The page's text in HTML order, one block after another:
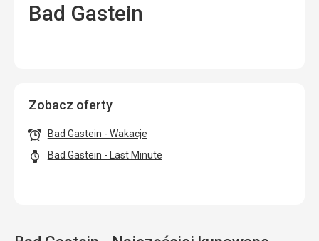
Bad Gastein
Zobacz oferty
Bad Gastein - Wakacje
Bad Gastein - Last Minute